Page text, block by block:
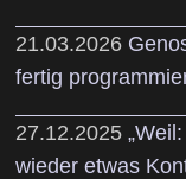
21.03.2026
fertig
27.12.2025
wieder etwas